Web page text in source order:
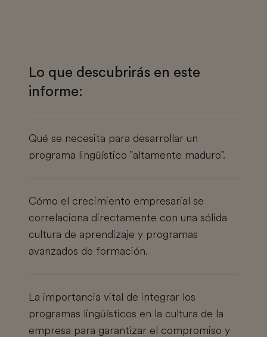
Lo que descubrirás en este
informe:
Qué se necesita para desarrollar un
programa lingüístico "altamente maduro".
Cómo el crecimiento empresarial se
correlaciona directamente con una sólida
cultura de aprendizaje y programas
avanzados de formación.
La importancia vital de integrar los
programas lingüísticos en la cultura de la
empresa para garantizar el compromiso y